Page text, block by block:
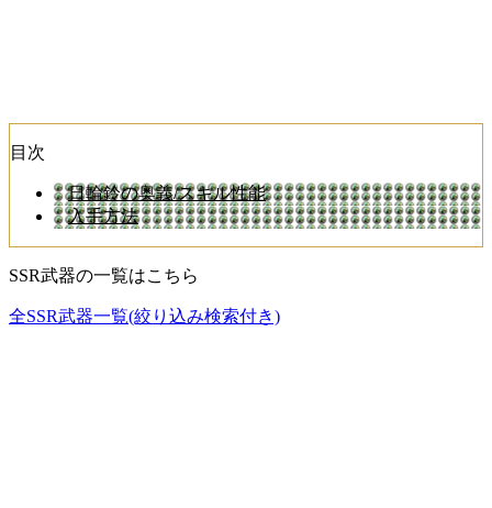
目次
日輪鈴の奥義/スキル性能
入手方法
SSR武器の一覧はこちら
全SSR武器一覧(絞り込み検索付き)